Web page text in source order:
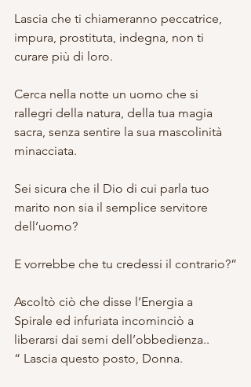
Lascia che ti chiameranno peccatrice,
impura, prostituta, indegna, non ti
curare più di loro.
Cerca nella notte un uomo che si
rallegri della natura, della tua magia
sacra, senza sentire la sua mascolinità
minacciata.
Sei sicura che il Dio di cui parla tuo
marito non sia il semplice servitore
dell’uomo?
E vorrebbe che tu credessi il contrario?”
Ascoltò ciò che disse l’Energia a
Spirale ed infuriata incominciò a
liberarsi dai semi dell’obbedienza..
“ Lascia questo posto, Donna.